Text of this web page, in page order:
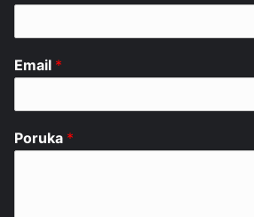
Email *
Poruka *